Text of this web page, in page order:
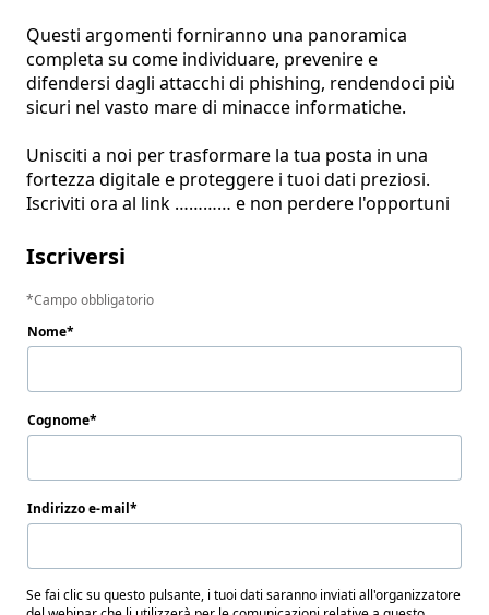
Questi argomenti forniranno una panoramica
completa su come individuare, prevenire e
difendersi dagli attacchi di phishing, rendendoci più
sicuri nel vasto mare di minacce informatiche.
Unisciti a noi per trasformare la tua posta in una
fortezza digitale e proteggere i tuoi dati preziosi.
Iscriviti ora al link ………… e non perdere l'opportuni
Iscriversi
Campo obbligatorio
Nome
Cognome
Indirizzo e-mail
Se fai clic su questo pulsante, i tuoi dati saranno inviati all'organizzatore